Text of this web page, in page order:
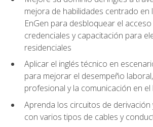
mejora de habilidades centrado en
EnGen para desbloquear el
credenciales y capacitación para
residenciales
Aplicar el inglés técnico en
para mejorar el desempeño
profesional y la comunicación en
Aprenda los circuitos de derivación
con varios tipos de cables y